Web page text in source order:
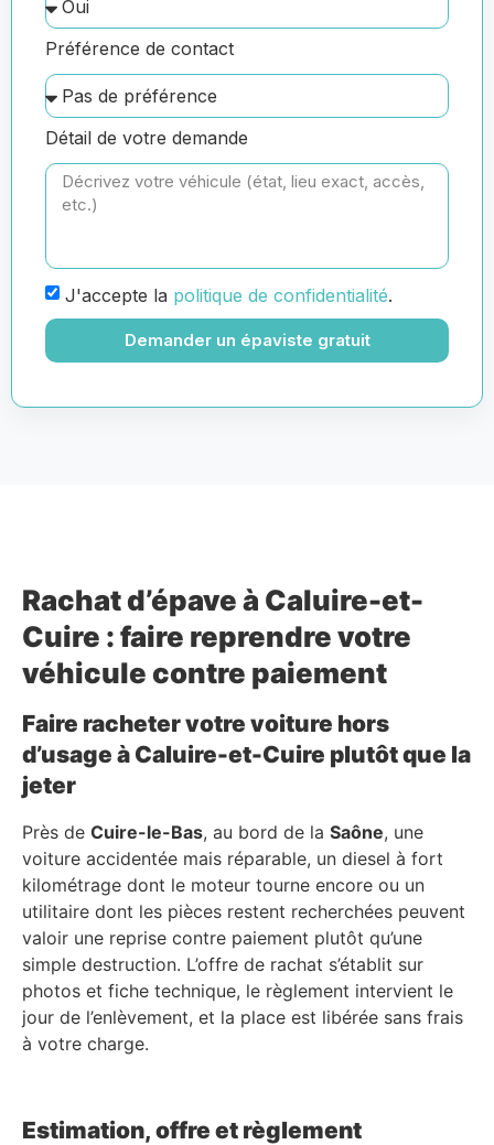
Préférence de contact
Détail de votre demande
J'accepte la politique de confidentialité.
Demander un épaviste gratuit
Rachat d’épave à Caluire-et-
Cuire : faire reprendre votre
véhicule contre paiement
Faire racheter votre voiture hors
d’usage à Caluire-et-Cuire plutôt que la
jeter
Près de Cuire-le-Bas, au bord de la Saône, une
voiture accidentée mais réparable, un diesel à fort
kilométrage dont le moteur tourne encore ou un
utilitaire dont les pièces restent recherchées peuvent
valoir une reprise contre paiement plutôt qu’une
simple destruction. L’offre de rachat s’établit sur
photos et fiche technique, le règlement intervient le
jour de l’enlèvement, et la place est libérée sans frais
à votre charge.
Estimation, offre et règlement